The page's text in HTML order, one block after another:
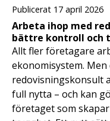
Publicerat 17 april 2026
Arbeta ihop med
bättre kontroll och
Allt fler företagare
ekonomisystem.
redovisningskonsult
full nytta – och kan
företaget som